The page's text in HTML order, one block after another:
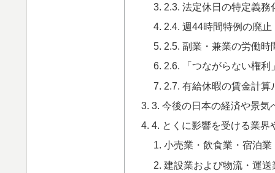
2.3. 法定休日の特定義務
2.4. 週44時間特例の廃止
2.5. 副業・兼業の労働
2.6. 「つながらない権利
2.7. 有給休暇の賃金計算
3. 今後の日本の経済や景気
4. とくに影響を受ける業界
小売業・飲食業・宿泊
建設業および物流・運送